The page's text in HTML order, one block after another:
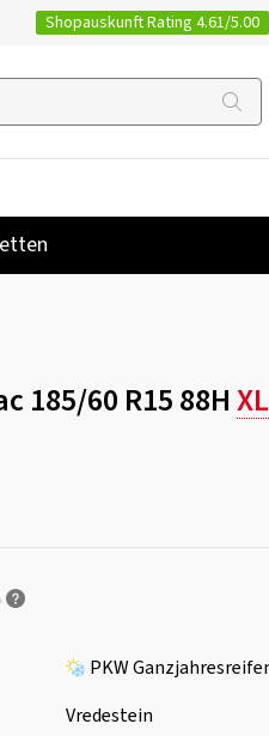
Shopauskunft Rating 4.61/5.00
185/60 R15 88HXL
PKW
Vredestein